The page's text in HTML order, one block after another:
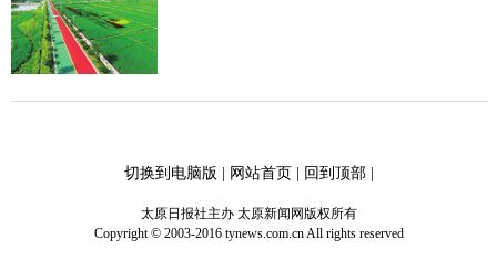
切换到电脑版 | 网站首页| 回到顶部|
太原日报社主办 太原新闻网版权所有
Copyright © 2003-2016 tynews.com.cn All rights reserved